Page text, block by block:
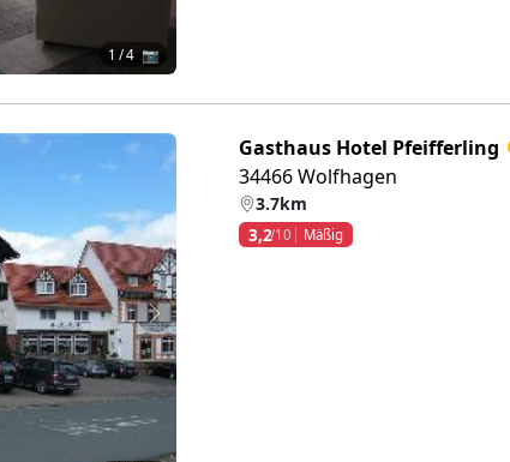
1 / 4 📷
Weiter
Gasthaus Hotel Pfeifferling
34466 Wolfhagen
3.7km
3,2/10 Mäßig